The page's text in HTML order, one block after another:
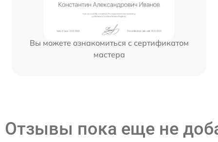
Вы можете ознакомиться с сертификатом
мастера
Отзывы пока еще не